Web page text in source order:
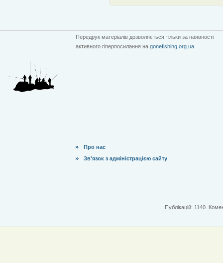
Передрук матеріалів дозволяється тільки за наявності
активного гіперпосилання на gonefishing.org.ua
Про нас
Зв'язок з адміністрацією сайту
Публікацій: 1140.